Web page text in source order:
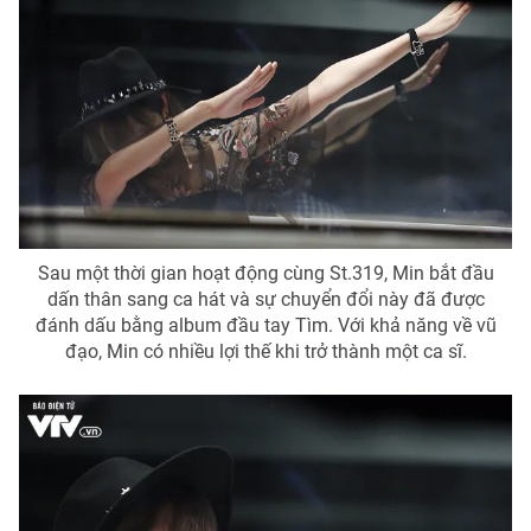
Sau một thời gian hoạt động cùng St.319, Min bắt đầu
dấn thân sang ca hát và sự chuyển đổi này đã được
đánh dấu bằng album đầu tay Tìm. Với khả năng về vũ
đạo, Min có nhiều lợi thế khi trở thành một ca sĩ.